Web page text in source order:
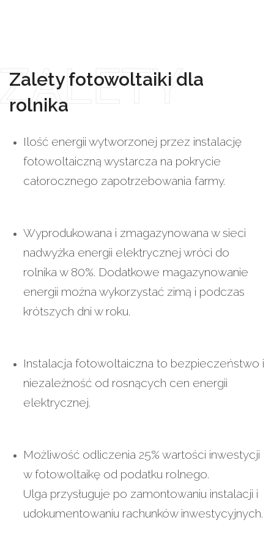
Zalety fotowoltaiki dla
rolnika
Ilość energii wytworzonej przez instalację
fotowoltaiczną wystarcza na pokrycie
całorocznego zapotrzebowania farmy.
Wyprodukowana i zmagazynowana w sieci
nadwyżka energii elektrycznej wróci do
rolnika w 80%. Dodatkowe magazynowanie
energii można wykorzystać zimą i podczas
krótszych dni w roku.
Instalacja fotowoltaiczna to bezpieczeństwo i
niezależność od rosnących cen energii
elektrycznej.
Możliwość odliczenia 25% wartości inwestycji
w fotowoltaikę od podatku rolnego.
Ulga przysługuje po zamontowaniu instalacji i
udokumentowaniu rachunków inwestycyjnych.